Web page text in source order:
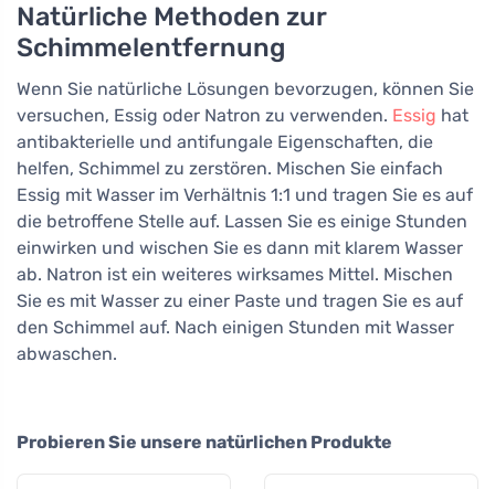
Natürliche Methoden zur
Schimmelentfernung
Wenn Sie natürliche Lösungen bevorzugen, können Sie
versuchen, Essig oder Natron zu verwenden. Essig hat
antibakterielle und antifungale Eigenschaften, die
helfen, Schimmel zu zerstören. Mischen Sie einfach
Essig mit Wasser im Verhältnis 1:1 und tragen Sie es auf
die betroffene Stelle auf. Lassen Sie es einige Stunden
einwirken und wischen Sie es dann mit klarem Wasser
ab. Natron ist ein weiteres wirksames Mittel. Mischen
Sie es mit Wasser zu einer Paste und tragen Sie es auf
den Schimmel auf. Nach einigen Stunden mit Wasser
abwaschen.
Probieren Sie unsere natürlichen Produkte